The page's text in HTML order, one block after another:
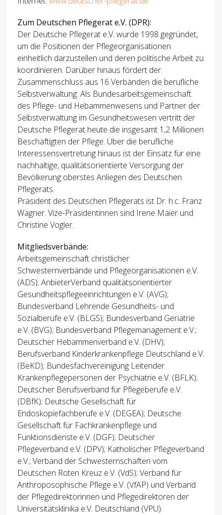
Zum Deutschen Pflegerat e.V. (DPR):
Der Deutsche Pflegerat e.V. wurde 1998 gegründet,
um die Positionen der Pflegeorganisationen
einheitlich darzustellen und deren politische Arbeit zu
koordinieren. Darüber hinaus fördert der
Zusammenschluss aus 16 Verbänden die berufliche
Selbstverwaltung. Als Bundesarbeitsgemeinschaft
des Pflege- und Hebammenwesens und Partner der
Selbstverwaltung im Gesundheitswesen vertritt der
Deutsche Pflegerat heute die insgesamt 1,2 Millionen
Beschäftigten der Pflege. Über die berufliche
Interessensvertretung hinaus ist der Einsatz für eine
nachhaltige, qualitätsorientierte Versorgung der
Bevölkerung oberstes Anliegen des Deutschen
Pflegerats.
Präsident des Deutschen Pflegerats ist Dr. h.c. Franz
Wagner. Vize-Präsidentinnen sind Irene Maier und
Christine Vogler.
Mitgliedsverbände:
Arbeitsgemeinschaft christlicher
Schwesternverbände und Pflegeorganisationen e.V.
(ADS); AnbieterVerband qualitätsorientierter
Gesundheitspflegeeinrichtungen e.V. (AVG);
Bundesverband Lehrende Gesundheits- und
Sozialberufe e.V. (BLGS); Bundesverband Geriatrie
e.V. (BVG); Bundesverband Pflegemanagement e.V.;
Deutscher Hebammenverband e.V. (DHV);
Berufsverband Kinderkrankenpflege Deutschland e.V.
(BeKD); Bundesfachvereinigung Leitender
Krankenpflegepersonen der Psychiatrie e.V. (BFLK);
Deutscher Berufsverband für Pflegeberufe e.V.
(DBfK); Deutsche Gesellschaft für
Endoskopiefachberufe e.V. (DEGEA); Deutsche
Gesellschaft für Fachkrankenpflege und
Funktionsdienste e.V. (DGF); Deutscher
Pflegeverband e.V. (DPV); Katholischer Pflegeverband
e.V.; Verband der Schwesternschaften vom
Deutschen Roten Kreuz e.V. (VdS); Verband für
Anthroposophische Pflege e.V. (VfAP) und Verband
der Pflegedirektorinnen und Pflegedirektoren der
Universitätsklinika e.V. Deutschland (VPU).